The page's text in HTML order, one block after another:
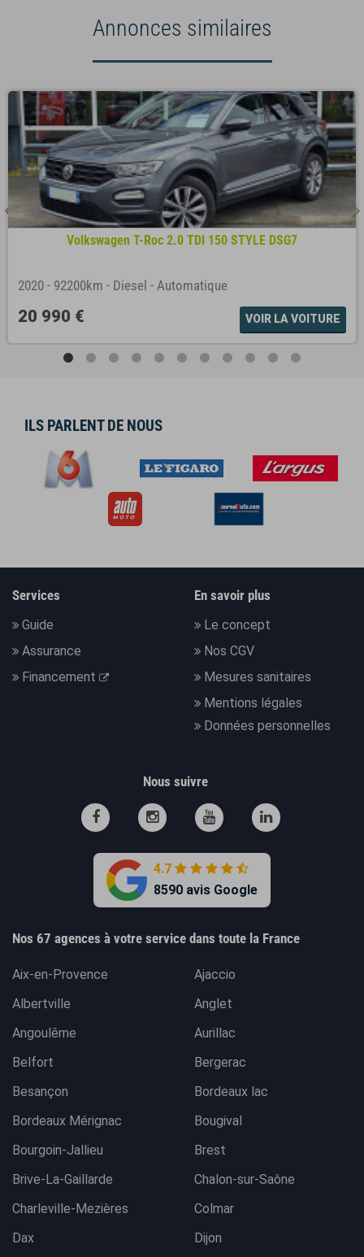
Annonces similaires
Volkswagen T-Roc 2.0 TDI 150 STYLE DSG7
2020 - 92200km - Diesel - Automatique
20 990 € VOIR LA VOITURE
ILS PARLENT DE NOUS
Services
Guide
Assurance
Financement
En savoir plus
Le concept
Nos CGV
Mesures sanitaires
Mentions légales
Données personnelles
Nous suivre
4.7
8590 avis Google
Nos 67 agences à votre service dans toute la France
Aix-en-Provence
Ajaccio
Albertville
Anglet
Angoulême
Aurillac
Belfort
Bergerac
Besançon
Bordeaux lac
Bordeaux Mérignac
Bougival
Bourgoin-Jallieu
Brest
Brive-La-Gaillarde
Chalon-sur-Saône
Charleville-Mezières
Colmar
Dax
Dijon